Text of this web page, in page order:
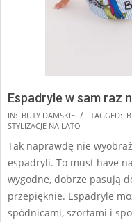
Espadryle w sam raz
2024-
09-
23
IN: BUTY DAMSKIE TAGGED:
STYLIZACJE NA LATO
Tak naprawdę nie
espadryli. To must have
wygodne, dobrze pasują
przepięknie. Espadryle
spódnicami, szortami i